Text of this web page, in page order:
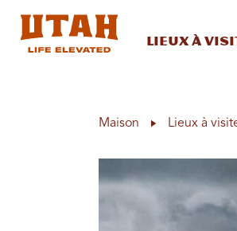
Lieux à
Maison Lieux à